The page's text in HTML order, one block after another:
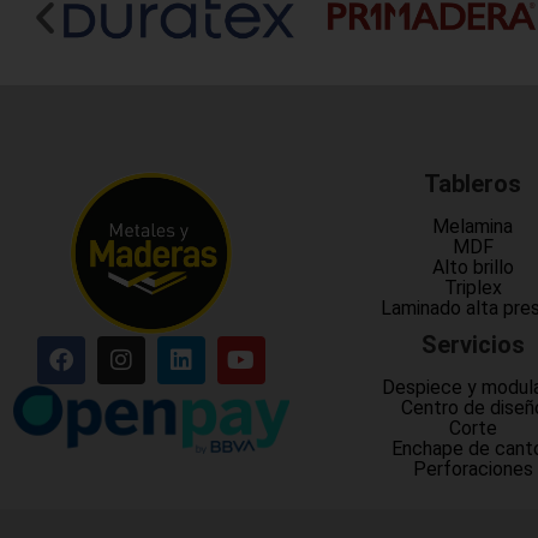
Tableros
Melamina
MDF
Alto brillo
Triplex
Laminado alta
Servicios
Despiece y
Centro de
Corte
Enchape de
Perforaciones